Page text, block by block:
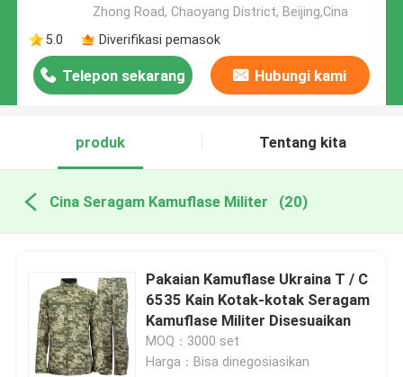
Zhong Road, Chaoyang District, Beijing,Cina
5.0
Diverifikasi pemasok
Telepon sekarang Hubungi kami
produk Tentang kita
Cina Seragam Kamuflase Militer (20)
Pakaian Kamuflase Ukraina T / C
6535 Kain Kotak-kotak Seragam
Kamuflase Militer Disesuaikan
MOQ：3000 set
Harga：Bisa dinegosiasikan